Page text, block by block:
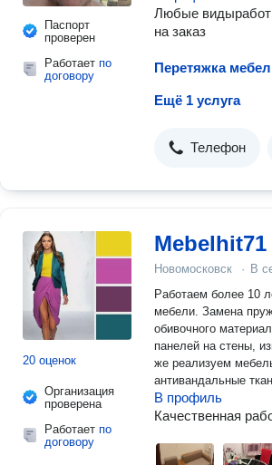
Паспорт
проверен
Работает по
договору
Любые видыработ
на заказ
Перетяжка
Ещё 1 услуга
Телефон
20 оценок
Организация
проверена
Работает по
договору
Mebelhit71
Новомосковск · В
Работаем более 10
мебели. Замена
обивочного
панелей на стены,
же реализуем мебельные материалы - ткани, кожзам, кожа,
антивандальные
В профиль
Качественная